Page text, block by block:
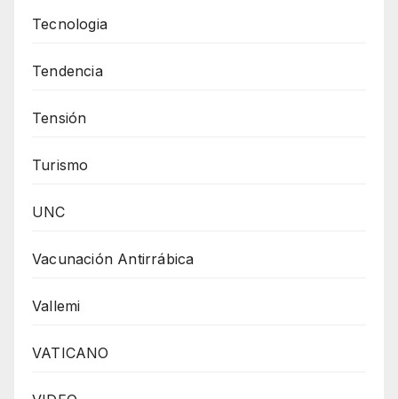
Tecnologia
Tendencia
Tensión
Turismo
UNC
Vacunación Antirrábica
Vallemi
VATICANO